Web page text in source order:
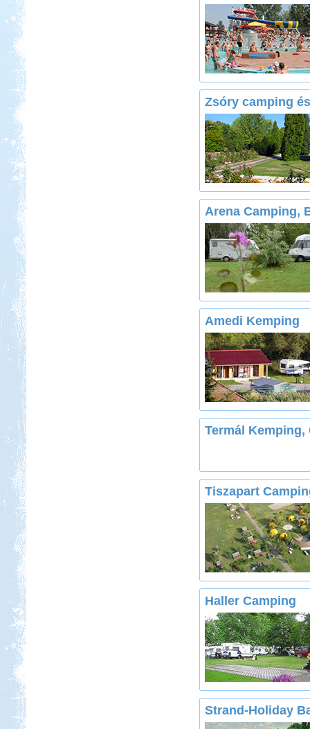
Zsóry camping
Arena Camping,
Amedi Kemping
Termál
Tiszapart
Haller Camping
Strand-Holiday